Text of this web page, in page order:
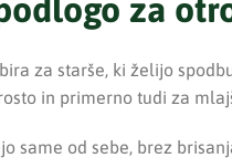
za
za starše, ki želijo
in primerno tudi za
same od sebe, brez